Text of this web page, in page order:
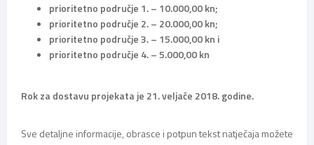
prioritetno područje 1. – 10.000,00 kn;
prioritetno područje 2. – 20.000,00 kn;
prioritetno područje 3. – 15.000,00 kn i
prioritetno područje 4. – 5.000,00 kn
Rok za dostavu projekata je 21. veljače 2018. godine.
Sve detaljne informacije, obrasce i potpun tekst natječaja možete